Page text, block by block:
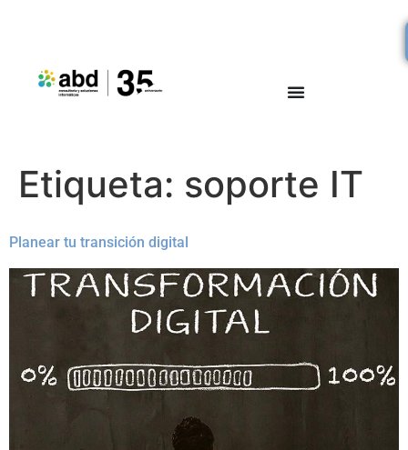
Etiqueta: soporte IT
Planear tu transición digital